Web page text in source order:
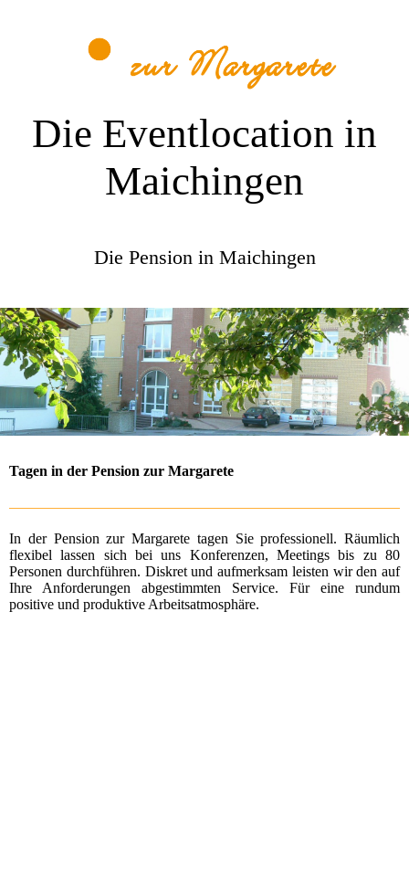
Die Eventlocation in
Maichingen
Die Pension in Maichingen
Tagen in der Pension zur Margarete
In der Pension zur Margarete tagen Sie professionell. Räumlich
flexibel lassen sich bei uns Konferenzen, Meetings bis zu 80
Personen durchführen. Diskret und aufmerksam leisten wir den auf
Ihre Anforderungen abgestimmten Service. Für eine rundum
positive und produktive Arbeitsatmosphäre.